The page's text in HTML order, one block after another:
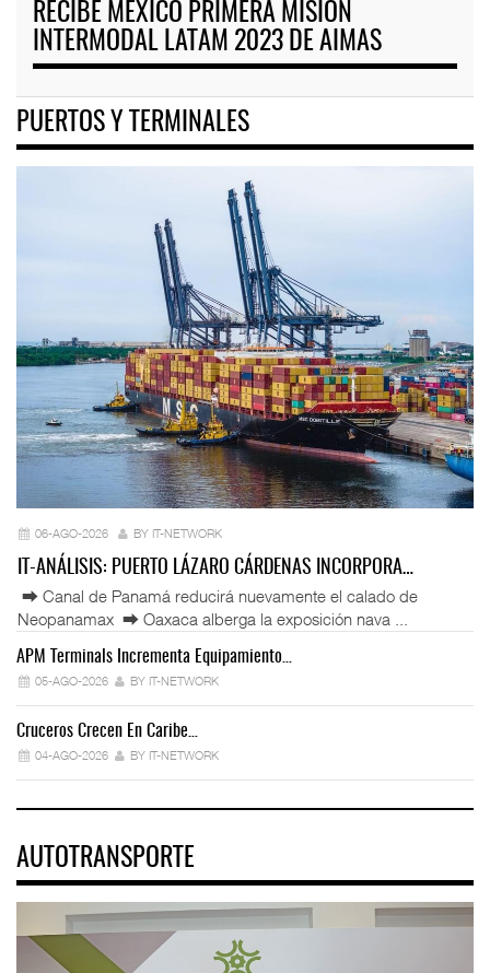
RECIBE MÉXICO PRIMERA MISIÓN
INTERMODAL LATAM 2023 DE AIMAS
PUERTOS Y TERMINALES
06-AGO-2026 BY IT-NETWORK
IT-ANÁLISIS: PUERTO LÁZARO CÁRDENAS INCORPORA…
⮕ Canal de Panamá reducirá nuevamente el calado de
Neopanamax ⮕ Oaxaca alberga la exposición nava ...
APM Terminals Incrementa Equipamiento…
05-AGO-2026 BY IT-NETWORK
Cruceros Crecen En Caribe…
04-AGO-2026 BY IT-NETWORK
AUTOTRANSPORTE